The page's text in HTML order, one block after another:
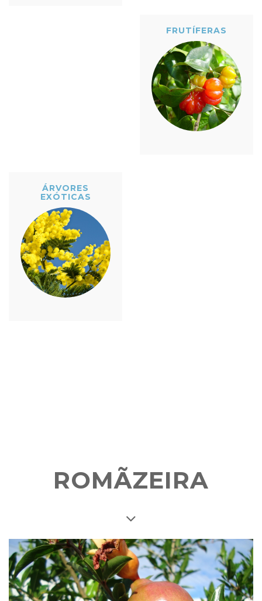
FRUTÍFERAS
ÁRVORES
EXÓTICAS
ROMÃZEIRA